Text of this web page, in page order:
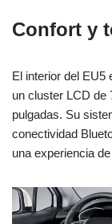
Confort y
El interior del EU5
un cluster LCD de
pulgadas. Su
conectividad
una experiencia